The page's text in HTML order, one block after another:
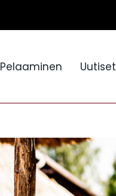
Pelaaminen Uutiset